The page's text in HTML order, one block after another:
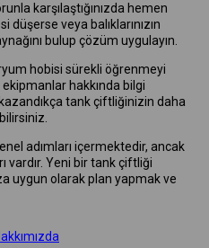
karşılaştığınızda hemen
veya balıklarınızın
bulup çözüm uygulayın.
hobisi sürekli öğrenmeyi
hakkında bilgi
tank çiftliğinizin daha
adımları içermektedir, ancak
vardır. Yeni bir tank çiftliği
uygun olarak plan yapmak ve